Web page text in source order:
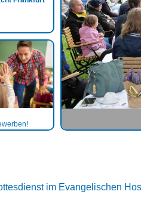
im Evangelischen